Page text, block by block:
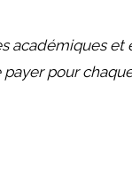
académiques et
payer pour